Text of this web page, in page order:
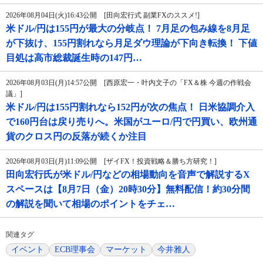
2026年08月04日(火)16:43公開 [田向宏行式 副業FXのススメ!]
米ドル/円は155円が最大の分岐点！ 7月足の包み線を8月足
が下抜け、155円割れなら月足ダウ理論が下向き転換！ 下値
目処は高市総裁誕生時の147円…
2026年08月03日(月)14:57公開 [西原宏一・叶内文子の「FX＆株 今週の作戦会
議」]
米ドル/円は155円割れなら152円が次の焦点！ 日米協調介入
で160円台は戻り売りへ。米国がユーロ/円で円買い、欧州通
貨のクロス円の反落が続くか注目
2026年08月03日(月)11:09公開 [ザイFX！投資戦略＆勝ち方研究！]
田向宏行氏が米ドル/円などの相場動向を音声で解説するX
スペースは【8月7日（金）20時30分】無料配信！約30分間
の解説を聞いて相場のポイントをチェ…
関連タグ
イベント ECB理事会 マーケット 今井雅人